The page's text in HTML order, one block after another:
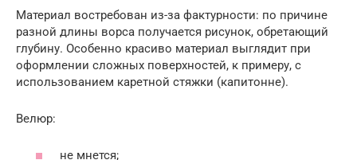
Материал востребован из-за фактурности: по причине
разной длины ворса получается рисунок, обретающий
глубину. Особенно красиво материал выглядит при
оформлении сложных поверхностей, к примеру, с
использованием каретной стяжки (капитонне).
Велюр:
не мнется;